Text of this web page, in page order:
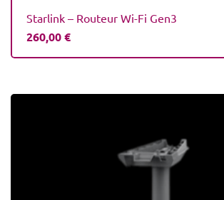
Starlink – Routeur Wi-Fi Gen3
260,00€